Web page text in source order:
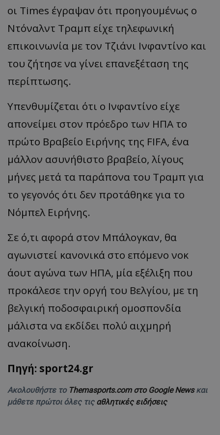
οι Times έγραψαν ότι προηγουμένως ο
Ντόναλντ Τραμπ είχε τηλεφωνική
επικοινωνία με τον Τζιάνι Ινφαντίνο και
του ζήτησε να γίνει επανεξέταση της
περίπτωσης.
Υπενθυμίζεται ότι ο Ινφαντίνο είχε
απονείμει στον πρόεδρο των ΗΠΑ το
πρώτο Βραβείο Ειρήνης της FIFA, ένα
μάλλον ασυνήθιστο βραβείο, λίγους
μήνες μετά τα παράπονα του Τραμπ για
το γεγονός ότι δεν προτάθηκε για το
Νόμπελ Ειρήνης.
Σε ό,τι αφορά στον Μπάλογκαν, θα
αγωνιστεί κανονικά στο επόμενο νοκ
άουτ αγώνα των ΗΠΑ, μία εξέλιξη που
προκάλεσε την οργή του Βελγίου, με τη
βελγική ποδοσφαιρική ομοσπονδία
μάλιστα να εκδίδει πολύ αιχμηρή
ανακοίνωση.
Πηγή: sport24.gr
Ακολουθήστε το Themasports.com στο Google Newsκαι
μάθετε πρώτοι όλες τις αθλητικές ειδήσεις